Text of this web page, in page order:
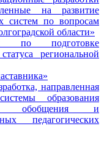
на развитие
систем по вопросам
области»
по подготовке
региональной
направленная
образования
обобщения и
педагогических